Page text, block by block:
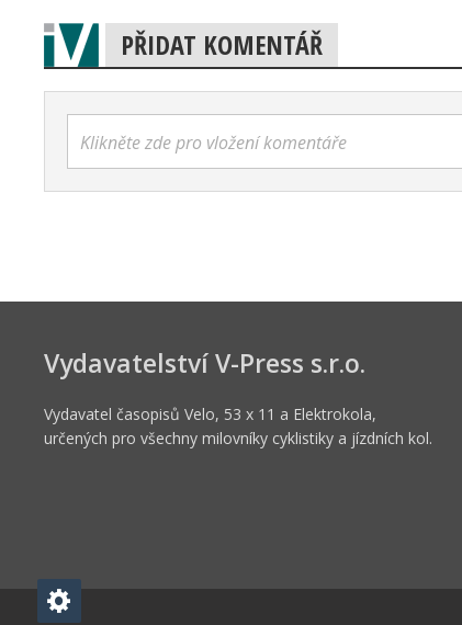
PŘIDAT KOMENTÁŘ
Klikněte zde pro vložení komentáře
Vydavatelství V-Press s.r.o.
Vydavatel časopisů Velo, 53 x 11 a Elektrokola,
určených pro všechny milovníky cyklistiky a jízdních kol.